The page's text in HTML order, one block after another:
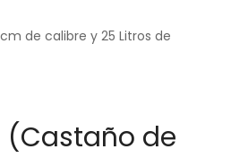
de calibre y 25 Litros de
de